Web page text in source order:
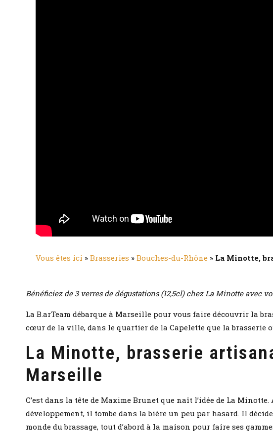
Vous êtes ici » Brasseries » Bouches-du-Rhône » La Minotte,
Bénéficiez de 3 verres de dégustations (12,5cl) chez La Minotte avec
La B.arTeam débarque à Marseille pour vous faire découvrir la
cœur de la ville, dans le quartier de la Capelette que la brasserie
La Minotte, brasserie
Marseille
C’est dans la tête de Maxime Brunet que naît l’idée de La
développement, il tombe dans la bière un peu par hasard. Il
monde du brassage, tout d’abord à la maison pour faire ses